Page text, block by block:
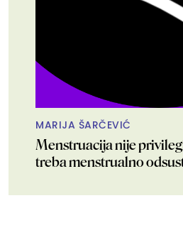
MARIJA ŠARČEVIĆ
Menstruacija nije
treba menstrualno